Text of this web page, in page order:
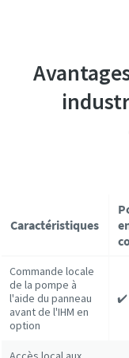
Caractéristiques
Commande locale
de la pompe à
l'aide du panneau
avant de l'IHM en
option
✔️